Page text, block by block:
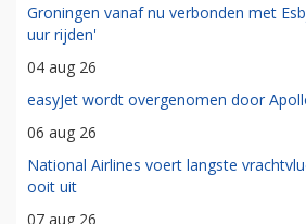
Groningen vanaf nu verbonden met
uur rijden'
04 aug 26
easyJet wordt overgenomen door
06 aug 26
National Airlines voert langste
ooit uit
07 aug 26